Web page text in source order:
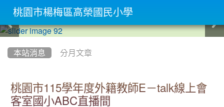
本站消息 分月文章
桃園市115學年度外籍教師E－talk線上會
客室國小ABC直播間
桃園市楊梅區高榮國民小學